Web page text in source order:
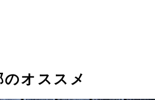
のオススメ